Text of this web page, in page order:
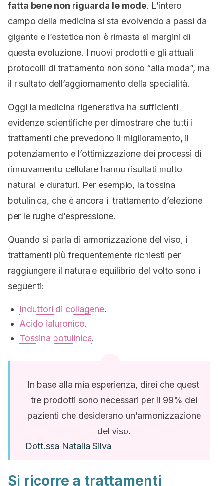
fatta bene non riguarda le mode. L’intero
campo della medicina si sta evolvendo a passi da
gigante e l’estetica non è rimasta ai margini di
questa evoluzione. I nuovi prodotti e gli attuali
protocolli di trattamento non sono “alla moda”, ma
il risultato dell’aggiornamento della specialità.
Oggi la medicina rigenerativa ha sufficienti
evidenze scientifiche per dimostrare che tutti i
trattamenti che prevedono il miglioramento, il
potenziamento e l’ottimizzazione dei processi di
rinnovamento cellulare hanno risultati molto
naturali e duraturi. Per esempio, la tossina
botulinica, che è ancora il trattamento d’elezione
per le rughe d’espressione.
Quando si parla di armonizzazione del viso, i
trattamenti più frequentemente richiesti per
raggiungere il naturale equilibrio del volto sono i
seguenti:
Induttori di collagene.
Acido ialuronico.
Tossina botulinica.
In base alla mia esperienza, direi che questi
tre prodotti sono necessari per il 99% dei
pazienti che desiderano un’armonizzazione
del viso.
Dott.ssa Natalia Silva
Si ricorre a trattamenti